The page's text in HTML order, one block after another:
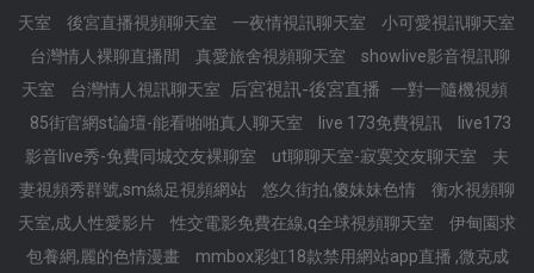
天室
後宮直播視頻聊天室 一夜情視訊聊天室
小可愛視訊聊天室
台灣情人裸聊直播間
真愛旅舍視頻聊天室
showlive影音視訊聊
天室
台灣情人視訊聊天室 后宮視訊-後宮直播
一對一隨機視頻
85街官網st論壇-能看啪啪真人聊天室
live 173免費視訊
live173
影音live秀-免費同城交友裸聊室
ut聊聊天室-寂寞交友聊天室
夫
妻視頻秀群號,sm絲足視頻網站
悠久街拍,傻妹妹色情
衡水視頻聊
天室,成人性愛影片
性交電影免費在線,q全球視頻聊天室
伊甸園求
包養網,麗的色情漫畫
mmbox彩虹18款禁用網站app直播 ,微克成